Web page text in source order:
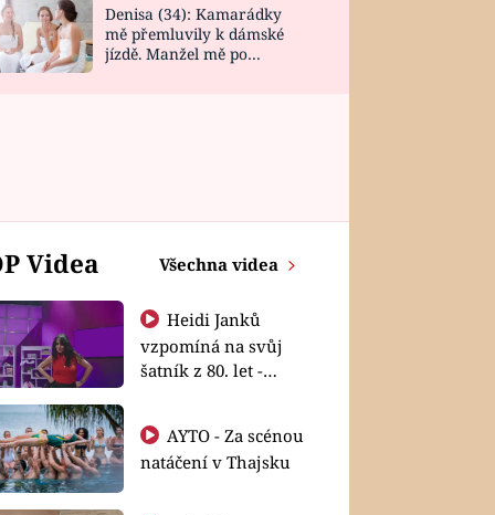
Denisa (34): Kamarádky
mě přemluvily k dámské
jízdě. Manžel mě po
Videa Všechna videa
Heidi Janků
vzpomíná na svůj
šatník z 80. let -
natáčení v Thajsku